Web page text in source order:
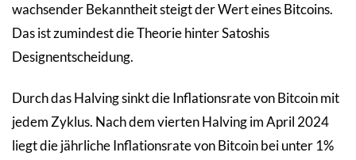
wachsender Bekanntheit steigt der Wert eines Bitcoins.
Das ist zumindest die Theorie hinter Satoshis
Designentscheidung.
Durch das Halving sinkt die Inflationsrate von Bitcoin mit
jedem Zyklus. Nach dem vierten Halving im April 2024
liegt die jährliche Inflationsrate von Bitcoin bei unter 1%